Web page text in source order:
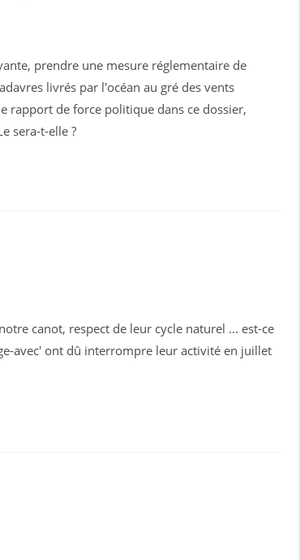
prendre une mesure réglementaire de
livrés par l'océan au gré des vents
rapport de force politique dans ce dossier,
sera-t-elle ?
canot, respect de leur cycle naturel ... est-ce
avec' ont dû interrompre leur activité en juillet